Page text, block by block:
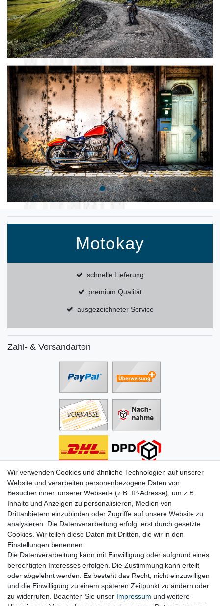
Zurück
Motokay
schnelle Lieferung
premium Qualität
ausgezeichneter Service
Zahl- & Versandarten
Informationen
Zahlung
Versand & Lieferung
Batterien & Pfand
Altölverordnung
Infos zum Elektrogesetz
ODR-Verordnung
FAQs
Hilfe
Kontakt
Mein Konto
Wir verwenden Cookies und ähnliche Technologien auf unserer
Website und verarbeiten personenbezogene Daten von
Besucher:innen unserer Webseite (z.B. IP-Adresse), um z.B.
Inhalte und Anzeigen zu personalisieren, Medien von
Drittanbietern einzubinden oder Zugriffe auf unsere Website zu
analysieren. Die Datenverarbeitung erfolgt erst durch gesetzte
Cookies. Wir teilen diese Daten mit Dritten, die wir in den
Einstellungen benennen.
Die Datenverarbeitung kann mit Einwilligung oder aufgrund eines
berechtigten Interesses erfolgen. Die Zustimmung kann erteilt
oder abgelehnt werden. Es besteht das Recht, nicht einzuwilligen
und die Einwilligung zu einem späteren Zeitpunkt zu ändern oder
zu widerrufen. Beachten Sie unser Impressum und weitere